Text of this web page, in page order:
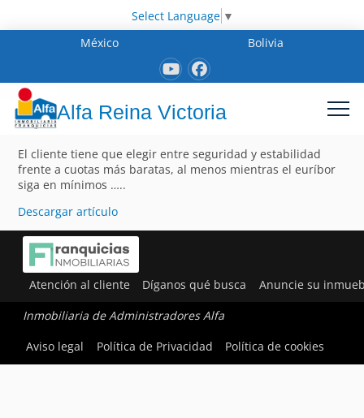
Select Language ▼
México
Bolivia
Alfa Reina Victoria
El cliente tiene que elegir entre seguridad y estabilidad
frente a cuotas más baratas, al menos mientras el euríbor
siga en mínimos …..
Descargar artículo
Atención al cliente Díganos qué busca Anuncie su
Inmobiliaria de Administradores Alfa
Aviso legal
Política de Privacidad Política de cookies